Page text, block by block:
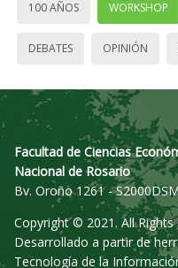
100 AÑOS WORKSHOP
DEBATES OPINIÓN
Facultad de Ciencias
Nacional de Rosario
Bv. Oroño 1261 -
Copyright © 2021. All Rights
Desarrollado a partir de
Tecnología de la